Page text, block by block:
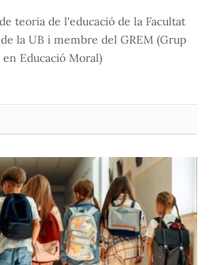
teoria de l'educació de la Facultat
la UB i membre del GREM (Grup
en Educació Moral)